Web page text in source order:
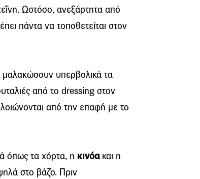
Ωστόσο, ανεξάρτητα από
πάντα να τοποθετείται στον
μαλακώσουν υπερβολικά τα
από το dressing στον
από την επαφή με το
όπως τα χόρτα, η κινόακαι η
στο βάζο. Πριν